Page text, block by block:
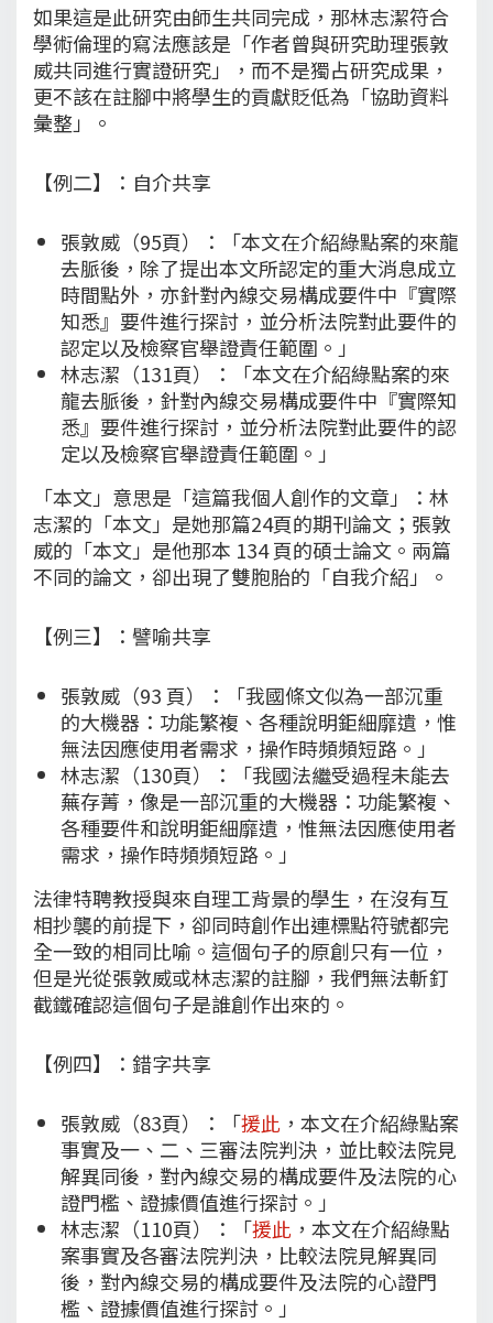
如果這是此研究由師生共同完成，那林志潔符合
學術倫理的寫法應該是「作者曾與研究助理張敦
威共同進行實證研究」，而不是獨占研究成果，
更不該在註腳中將學生的貢獻貶低為「協助資料
彙整」。
【例二】：自介共享
張敦威（95頁）：「本文在介紹綠點案的來龍
去脈後，除了提出本文所認定的重大消息成立
時間點外，亦針對內線交易構成要件中『實際
知悉』要件進行探討，並分析法院對此要件的
認定以及檢察官舉證責任範圍。」
林志潔（131頁）：「本文在介紹綠點案的來
龍去脈後，針對內線交易構成要件中『實際知
悉』要件進行探討，並分析法院對此要件的認
定以及檢察官舉證責任範圍。」
「本文」意思是「這篇我個人創作的文章」：林
志潔的「本文」是她那篇24頁的期刊論文；張敦
威的「本文」是他那本 134 頁的碩士論文。兩篇
不同的論文，卻出現了雙胞胎的「自我介紹」。
【例三】：譬喻共享
張敦威（93 頁）：「我國條文似為一部沉重
的大機器：功能繁複、各種說明鉅細靡遺，惟
無法因應使用者需求，操作時頻頻短路。」
林志潔（130頁）：「我國法繼受過程未能去
蕪存菁，像是一部沉重的大機器：功能繁複、
各種要件和說明鉅細靡遺，惟無法因應使用者
需求，操作時頻頻短路。」
法律特聘教授與來自理工背景的學生，在沒有互
相抄襲的前提下，卻同時創作出連標點符號都完
全一致的相同比喻。這個句子的原創只有一位，
但是光從張敦威或林志潔的註腳，我們無法斬釘
截鐵確認這個句子是誰創作出來的。
【例四】：錯字共享
張敦威（83頁）：「援此 ，本文在介紹綠點案
事實及一、二、三審法院判決，並比較法院見
解異同後，對內線交易的構成要件及法院的心
證門檻、證據價值進行探討。」
林志潔（110頁）：「援此 ，本文在介紹綠點
案事實及各審法院判決，比較法院見解異同
後，對內線交易的構成要件及法院的心證門
檻、證據價值進行探討。」